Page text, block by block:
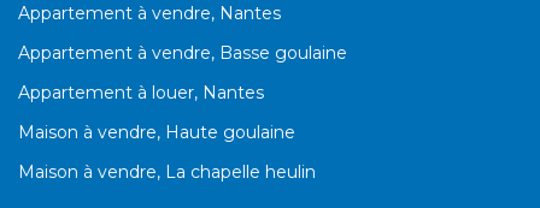
Appartement à vendre, Nantes
Appartement à vendre, Basse goulaine
Appartement à louer, Nantes
Maison à vendre, Haute goulaine
Maison à vendre, La chapelle heulin